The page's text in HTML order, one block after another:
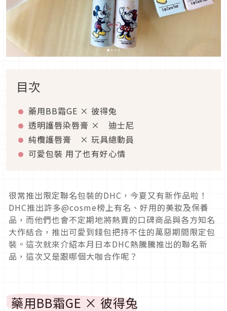
目次
藥用BB霜GE × 彼得兔
透明護唇染唇膏 × 迪士尼
純欖護唇膏 × 玩具總動員
可愛包裝 用了也有好心情
很常推出限定聯名包裝的DHC，今夏又有新作品啦！
DHC推出許多@cosme榜上有名、好用的美妝及保養
品，而他們也會不定期地將熱賣的口碑商品與各方知名
大作結合，推出可愛到錢包把持不住的萬惡期間限定包
裝。這次就來介紹本月日本DHC熱騰騰推出的聯名新
品，這次又是跟哪個大咖合作呢？
藥用BB霜GE × 彼得兔